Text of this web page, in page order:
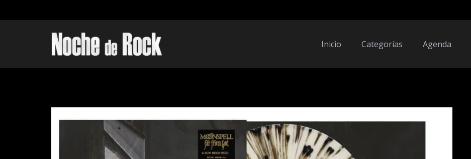
Inicio Categorías Agenda